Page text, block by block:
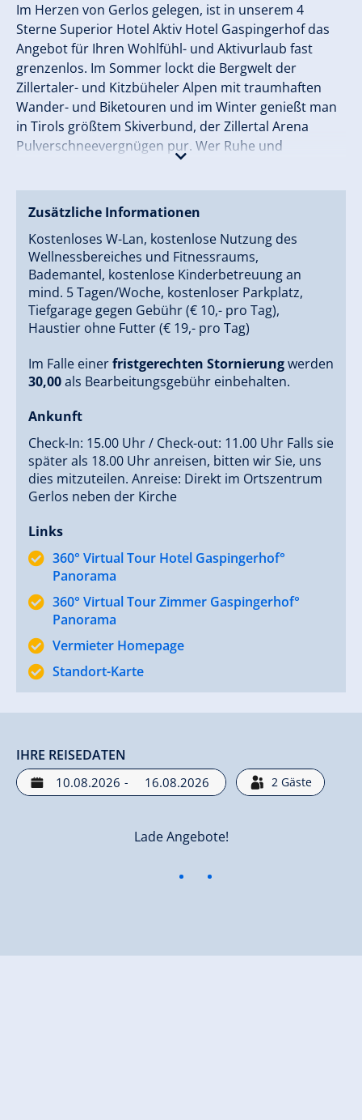
Im Herzen von Gerlos gelegen, ist in unserem 4
Sterne Superior Hotel Aktiv Hotel Gaspingerhof das
Angebot für Ihren Wohlfühl- und Aktivurlaub fast
grenzenlos. Im Sommer lockt die Bergwelt der
Zillertaler- und Kitzbüheler Alpen mit traumhaften
Wander- und Biketouren und im Winter genießt man
in Tirols größtem Skiverbund, der Zillertal Arena
Pulverschneevergnügen pur. Wer Ruhe und
Entspannung sucht findet dies in der großzügigen
neuen Wellnessbereich "Spa-Feuer".
Zusätzliche Informationen
Kostenloses W-Lan, kostenlose Nutzung des
Wellnessbereiches und Fitnessraums,
Bademantel, kostenlose Kinderbetreuung an
mind. 5 Tagen/Woche, kostenloser Parkplatz,
Tiefgarage gegen Gebühr (€ 10,- pro Tag),
Haustier ohne Futter (€ 19,- pro Tag)
Im Falle einerfristgerechten Stornierungwerden
30,00als Bearbeitungsgebühr einbehalten.
Ankunft
Check-In: 15.00 Uhr / Check-out: 11.00 Uhr Falls sie
später als 18.00 Uhr anreisen, bitten wir Sie, uns
dies mitzuteilen. Anreise: Direkt im Ortszentrum
Gerlos neben der Kirche
Links
360° Virtual Tour Hotel Gaspingerhof°
Panorama
360° Virtual Tour Zimmer Gaspingerhof°
Panorama
Vermieter Homepage
Standort-Karte
IHRE REISEDATEN
- 2 Gäste
Lade Angebote!